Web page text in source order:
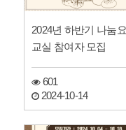
2024년 하반기 나눔
교실 참여자 모집
601
2024-10-14